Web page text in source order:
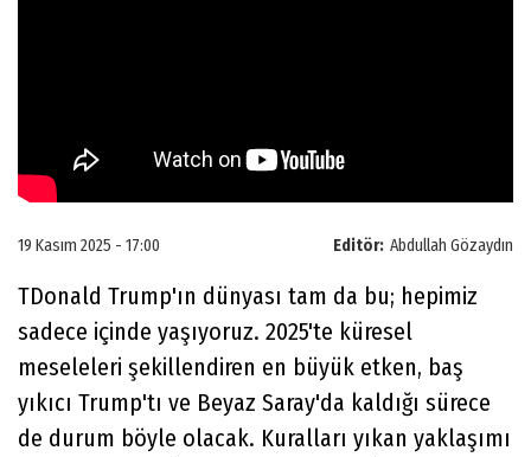
Editör: Abdullah Gözaydın
19 Kasım 2025 - 17:00
TDonald Trump'ın dünyası tam da bu; hepimiz
sadece içinde yaşıyoruz. 2025'te küresel
meseleleri şekillendiren en büyük etken, baş
yıkıcı Trump'tı ve Beyaz Saray'da kaldığı sürece
de durum böyle olacak. Kuralları yıkan yaklaşımı